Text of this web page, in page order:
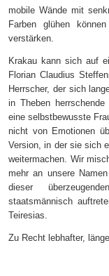
mobile Wände mit
Farben glühen
verstärken.
Krakau kann sich auf
Florian Claudius
Herrscher, der sich
in Theben
eine selbstbewusste
nicht von Emotionen
Version, in der sie sich
weitermachen. Wir
mehr an unsere
dieser
staatsmännisch
Teiresias.
Zu Recht lebhafter,